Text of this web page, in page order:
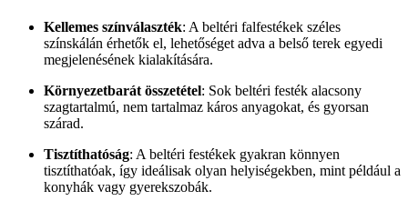
Kellemes színválaszték: A beltéri falfestékek széles
színskálán érhetők el, lehetőséget adva a belső terek egyedi
megjelenésének kialakítására.
Környezetbarát összetétel: Sok beltéri festék alacsony
szagtartalmú, nem tartalmaz káros anyagokat, és gyorsan
szárad.
Tisztíthatóság: A beltéri festékek gyakran könnyen
tisztíthatóak, így ideálisak olyan helyiségekben, mint például a
konyhák vagy gyerekszobák.